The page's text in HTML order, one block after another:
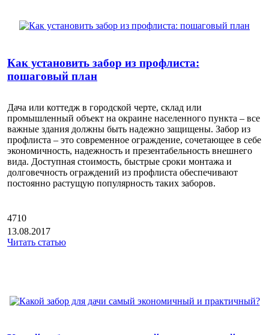
Как установить забор из профлиста:
пошаговый план
Дача или коттедж в городской черте, склад или
промышленный объект на окраине населенного пункта – все
важные здания должны быть надежно защищены. Забор из
профлиста – это современное ограждение, сочетающее в себе
экономичность, надежность и презентабельность внешнего
вида. Доступная стоимость, быстрые сроки монтажа и
долговечность ограждений из профлиста обеспечивают
постоянно растущую популярность таких заборов.
4710
13.08.2017
Читать статью